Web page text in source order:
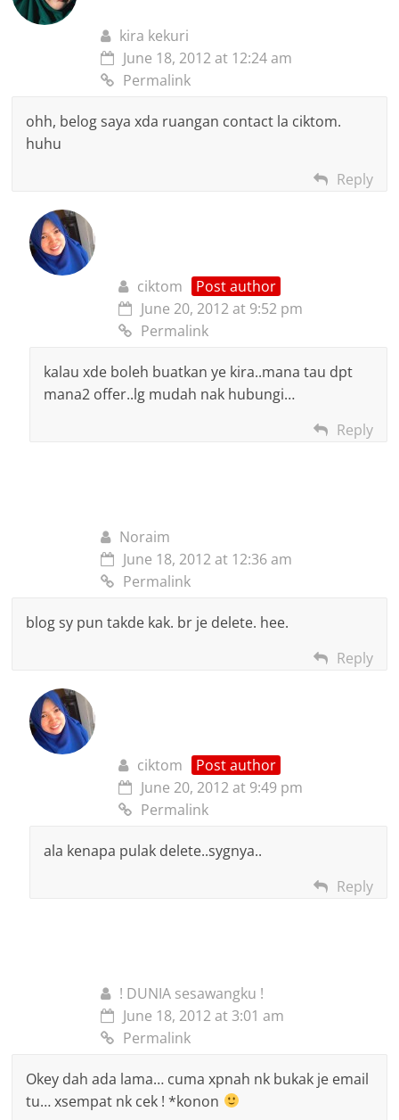
kira kekuri
June 18, 2012 at 12:24 am
Permalink
ohh, belog saya xda ruangan contact la ciktom.
huhu
Reply
ciktom
Post author
June 20, 2012 at 9:52 pm
Permalink
kalau xde boleh buatkan ye kira..mana tau dpt
mana2 offer..lg mudah nak hubungi…
Reply
Noraim
June 18, 2012 at 12:36 am
Permalink
blog sy pun takde kak. br je delete. hee.
Reply
ciktom
Post author
June 20, 2012 at 9:49 pm
Permalink
ala kenapa pulak delete..sygnya..
Reply
! DUNIA sesawangku !
June 18, 2012 at 3:01 am
Permalink
Okey dah ada lama… cuma xpnah nk bukak je email
tu… xsempat nk cek ! *konon